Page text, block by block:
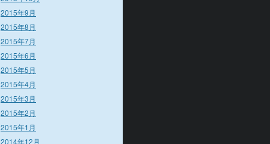
2015年9月
2015年8月
2015年7月
2015年6月
2015年5月
2015年4月
2015年3月
2015年2月
2015年1月
2014年12月